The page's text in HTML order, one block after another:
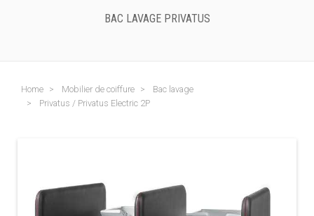
BAC LAVAGE PRIVATUS
Home Mobilier de coiffure
Bac lavage
Privatus / Privatus Electric 2P